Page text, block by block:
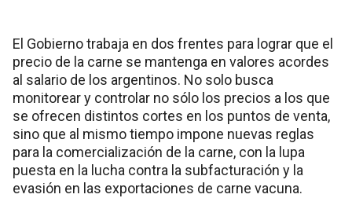
El Gobierno trabaja en dos frentes para lograr que el
precio de la carne se mantenga en valores acordes
al salario de los argentinos. No solo busca
monitorear y controlar no sólo los precios a los que
se ofrecen distintos cortes en los puntos de venta,
sino que al mismo tiempo impone nuevas reglas
para la comercialización de la carne, con la lupa
puesta en la lucha contra la subfacturación y la
evasión en las exportaciones de carne vacuna.